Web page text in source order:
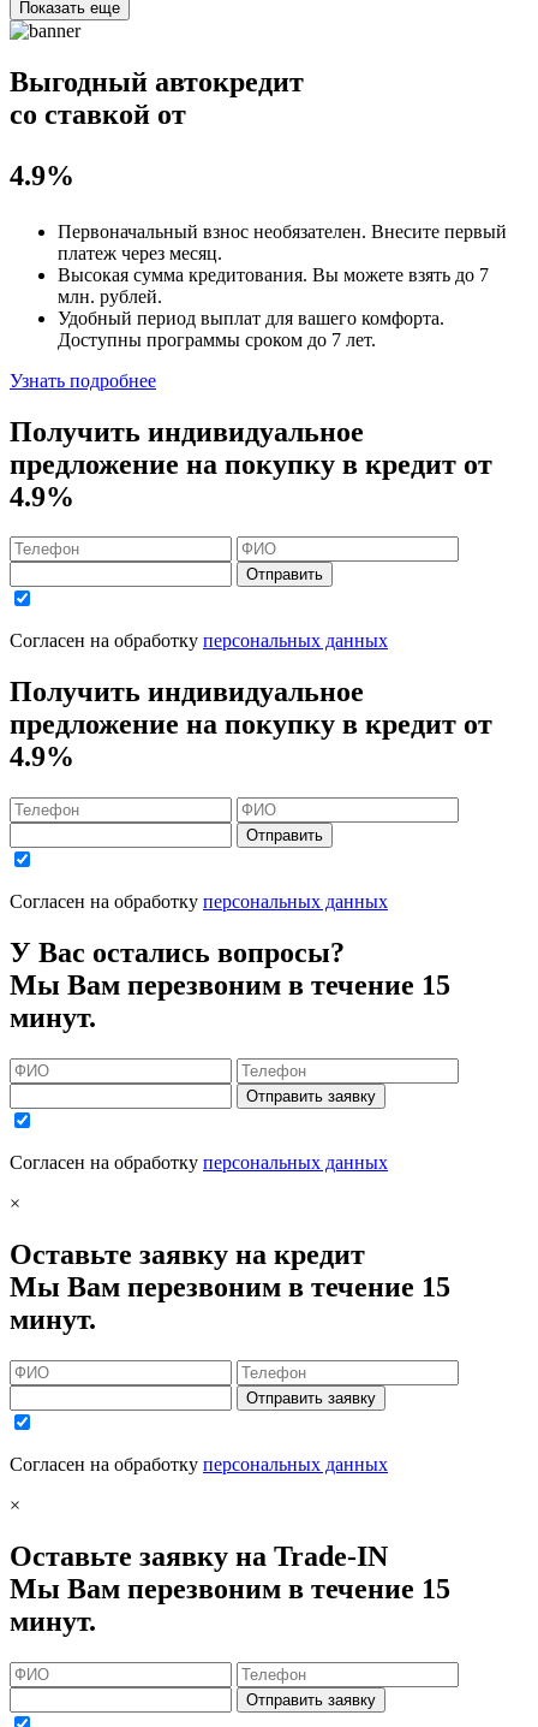
Показать еще
Выгодный автокредит
со ставкой от
4.9%
Первоначальный взнос необязателен. Внесите первый
платеж через месяц.
Высокая сумма кредитования. Вы можете взять до 7
млн. рублей.
Удобный период выплат для вашего комфорта.
Доступны программы сроком до 7 лет.
Узнать подробнее
Получить индивидуальное
предложение на покупку в кредит от
4.9%
Отправить
Согласен на обработку персональных данных
Получить индивидуальное
предложение на покупку в кредит от
4.9%
Отправить
Согласен на обработку персональных данных
У Вас остались вопросы?
Мы Вам перезвоним в течение 15
минут.
Отправить заявку
Согласен на обработку персональных данных
×
Оставьте заявку на кредит
Мы Вам перезвоним в течение 15
минут.
Отправить заявку
Согласен на обработку персональных данных
×
Оставьте заявку на Trade-IN
Мы Вам перезвоним в течение 15
минут.
Отправить заявку